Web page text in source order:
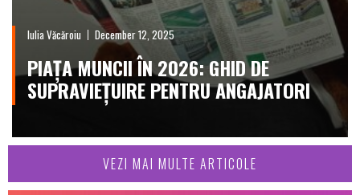
Iulia Văcăroiu December 12, 2025
PIAȚA MUNCII ÎN 2026: GHID DE
SUPRAVIEȚUIRE PENTRU ANGAJATORI
VEZI MAI MULTE ARTICOLE